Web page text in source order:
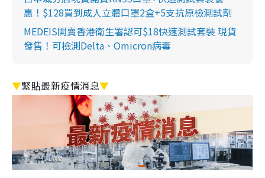
惠！$128買到成人立體口罩2盒+5支抗原檢測試劑
MEDEIS開賣香港衛生署認可$18快速測試套裝 現貨
發售！可檢測Delta、Omicron病毒
▼緊貼最新疫情消息▼